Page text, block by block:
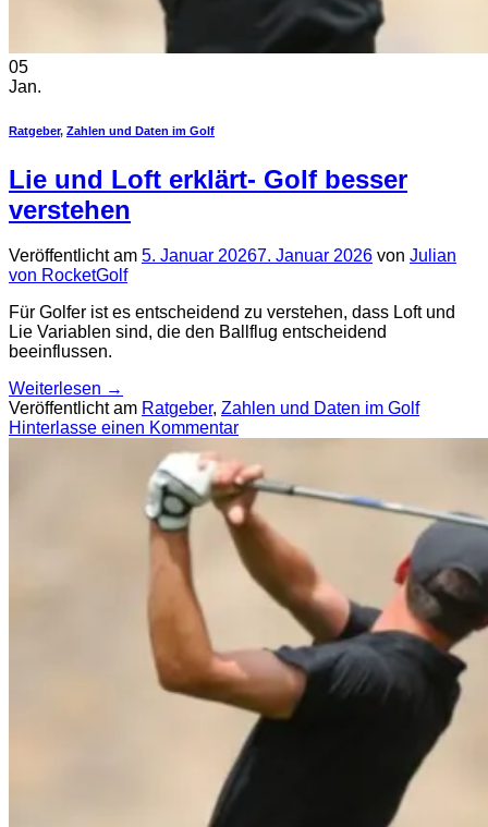
05
Jan.
Ratgeber, Zahlen und Daten im Golf
Lie und Loft erklärt- Golf besser
verstehen
Veröffentlicht am 5. Januar 20267. Januar 2026 von Julian
von RocketGolf
Für Golfer ist es entscheidend zu verstehen, dass Loft und
Lie Variablen sind, die den Ballflug entscheidend
beeinflussen.
Weiterlesen →
Veröffentlicht am Ratgeber, Zahlen und Daten im Golf
Hinterlasse einen Kommentar